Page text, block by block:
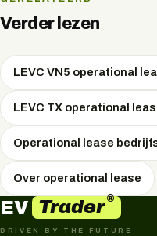
langere looptijd verlaagt
Verder lezen
LEVC VN5 operational
LEVC TX operational
Operational lease
Over operational lease
EV Trader®
DRIVEN BY THE FUTURE